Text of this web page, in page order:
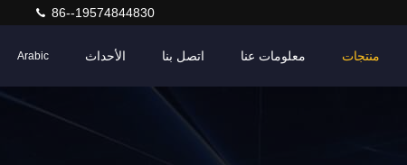
86--19574844830
منتجات معلومات عنا اتصل بنا الأحداث Arabic